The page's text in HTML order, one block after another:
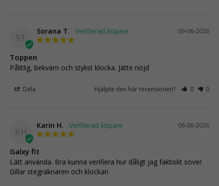
ST
09-06-2026
Sorana T.
Toppen
Pålitlig, bekväm och stylist klocka. Jätte nöjd
Dela Hjälpte den här recensionen? 0 0
KH
06-06-2026
Karin H.
Galxy fit
Lätt använda. Bra kunna verifiera hur dåligt jag faktiskt sover.
Gillar stegräknaren och klockan